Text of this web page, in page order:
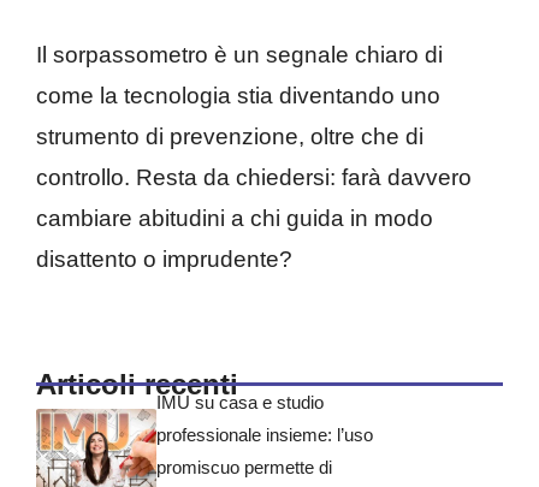
Il sorpassometro è un segnale chiaro di
come la tecnologia stia diventando uno
strumento di prevenzione, oltre che di
controllo. Resta da chiedersi: farà davvero
cambiare abitudini a chi guida in modo
disattento o imprudente?
Articoli recenti
IMU su casa e studio
professionale insieme: l’uso
promiscuo permette di